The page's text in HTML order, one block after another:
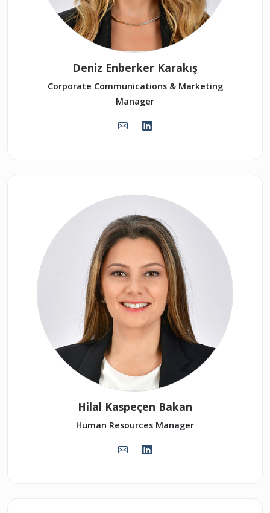
Deniz Enberker Karakış
Corporate Communications & Marketing
Manager
Hilal Kaspeçen Bakan
Human Resources Manager